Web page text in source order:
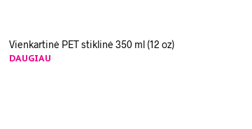
Vienkartinė PET stiklinė 350 ml (12 oz)
DAUGIAU